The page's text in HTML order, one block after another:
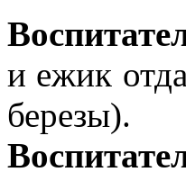
и ежик
березы).